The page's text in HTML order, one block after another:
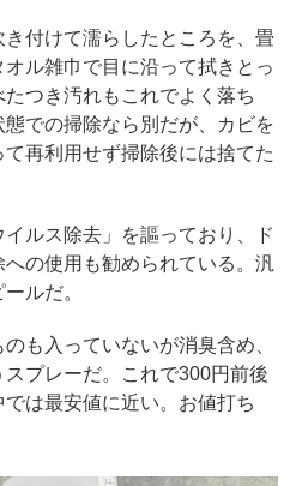
付けて濡らしたところを、畳
ル雑巾で目に沿って拭きとっ
つき汚れもこれでよく落ち
での掃除なら別だが、カビを
再利用せず掃除後には捨てた
ルス除去」を謳っており、ド
の使用も勧められている。汎
ルだ。
も入っていないが消臭含め、
プレーだ。これで300円前後
は最安値に近い。お値打ち